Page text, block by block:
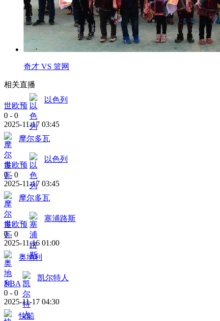
奇才 VS 篮网
相关直播
世欧预
以色列
0 - 0
2025-11-17 03:45
摩尔多瓦
世欧预
以色列
0 - 0
2025-11-17 03:45
摩尔多瓦
世欧预
塞浦路斯
0 - 0
2025-11-16 01:00
奥地利
NBA
凯尔特人
0 - 0
2025-11-17 04:30
快船